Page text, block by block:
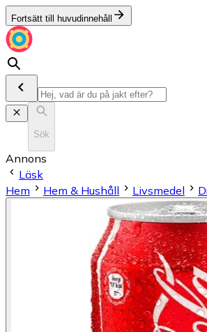
Fortsätt till huvudinnehåll
Sök
Annons
Läsk
Hem
Hem & Hushåll Livsmedel